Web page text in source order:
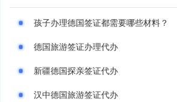
孩子办理德国签证都需要哪些材料？
德国旅游签证办理代办
新疆德国探亲签证代办
汉中德国旅游签证代办